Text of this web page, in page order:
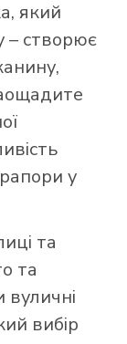
який
– створює
у
та
та
вибір